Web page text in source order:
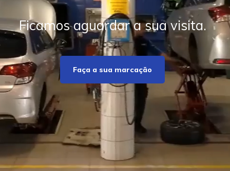
Ficamos aguardar a sua visita.
Faça a sua marcação